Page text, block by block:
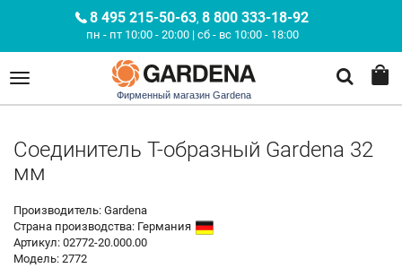
8 495 215-50-63, 8 800 333-18-92
пн - пт 10:00 - 20:00 | сб - вс 10:00 - 18:00
Фирменный магазин Gardena
Соединитель Т-образный Gardena 32
мм
Производитель: Gardena
Страна производства: Германия
Артикул: 02772-20.000.00
Модель: 2772